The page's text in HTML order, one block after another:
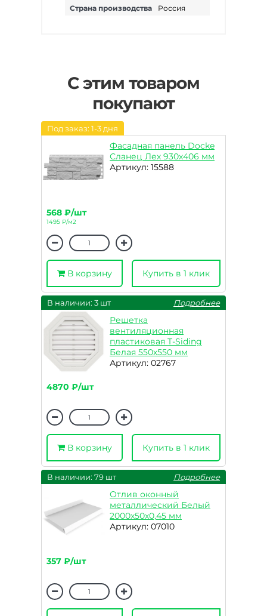
Страна производства Россия
С этим товаром
покупают
Под заказ: 1-3 дня
Фасадная панель Docke
Сланец Лех 930х406 мм
Артикул: 15588
568 ₽/шт
1495 ₽/м2
В корзину Купить в 1 клик
В наличии: 3 шт Подробнее
Решетка
вентиляционная
пластиковая T-Siding
Белая 550х550 мм
Артикул: 02767
4870 ₽/шт
В корзину Купить в 1 клик
В наличии: 79 шт Подробнее
Отлив оконный
металлический Белый
2000х50х0,45 мм
Артикул: 07010
357 ₽/шт